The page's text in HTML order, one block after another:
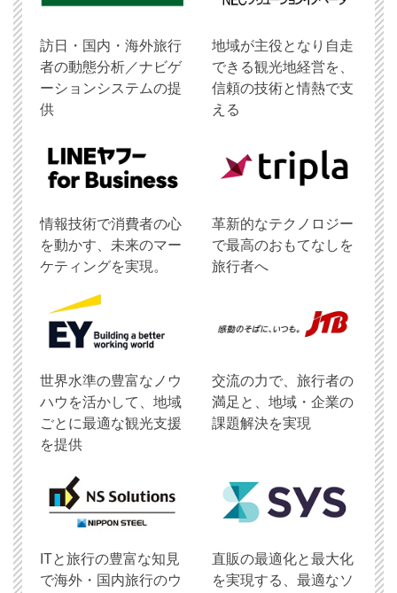
訪日・国内・海外旅行
者の動態分析／ナビゲ
ーションシステムの提
供
地域が主役となり自走
できる観光地経営を、
信頼の技術と情熱で支
える
情報技術で消費者の心
を動かす、未来のマー
ケティングを実現。
革新的なテクノロジー
で最高のおもてなしを
旅行者へ
世界水準の豊富なノウ
ハウを活かして、地域
ごとに最適な観光支援
を提供
交流の力で、旅行者の
満足と、地域・企業の
課題解決を実現
ITと旅行の豊富な知見
で海外・国内旅行のウ
直販の最適化と最大化
を実現する、最適なソ